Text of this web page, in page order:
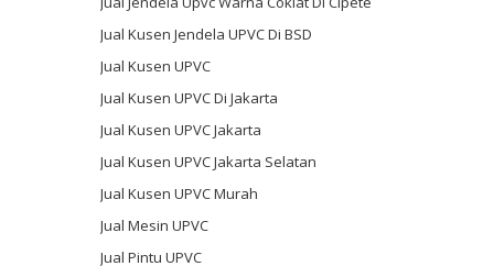
Jual Kusen Jendela UPVC Di BSD
Jual Kusen UPVC
Jual Kusen UPVC Di Jakarta
Jual Kusen UPVC Jakarta
Jual Kusen UPVC Jakarta Selatan
Jual Kusen UPVC Murah
Jual Mesin UPVC
Jual Pintu UPVC